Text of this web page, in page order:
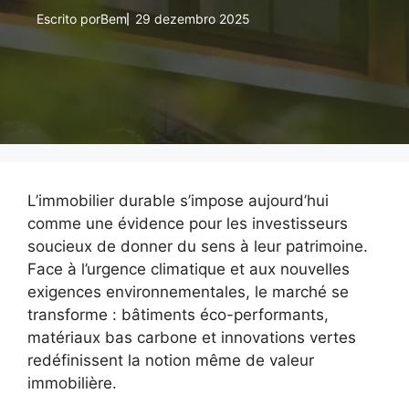
Escrito porBem 29 dezembro 2025
L’immobilier durable s’impose aujourd’hui
comme une évidence pour les investisseurs
soucieux de donner du sens à leur patrimoine.
Face à l’urgence climatique et aux nouvelles
exigences environnementales, le marché se
transforme : bâtiments éco-performants,
matériaux bas carbone et innovations vertes
redéfinissent la notion même de valeur
immobilière.